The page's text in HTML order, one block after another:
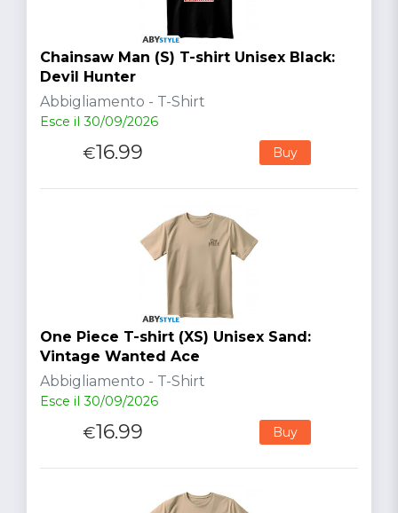
Chainsaw Man (S) T-shirt Unisex Black:
Devil Hunter
Abbigliamento - T-Shirt
Esce il 30/09/2026
€16.99 Buy
One Piece T-shirt (XS) Unisex Sand:
Vintage Wanted Ace
Abbigliamento - T-Shirt
Esce il 30/09/2026
€16.99 Buy